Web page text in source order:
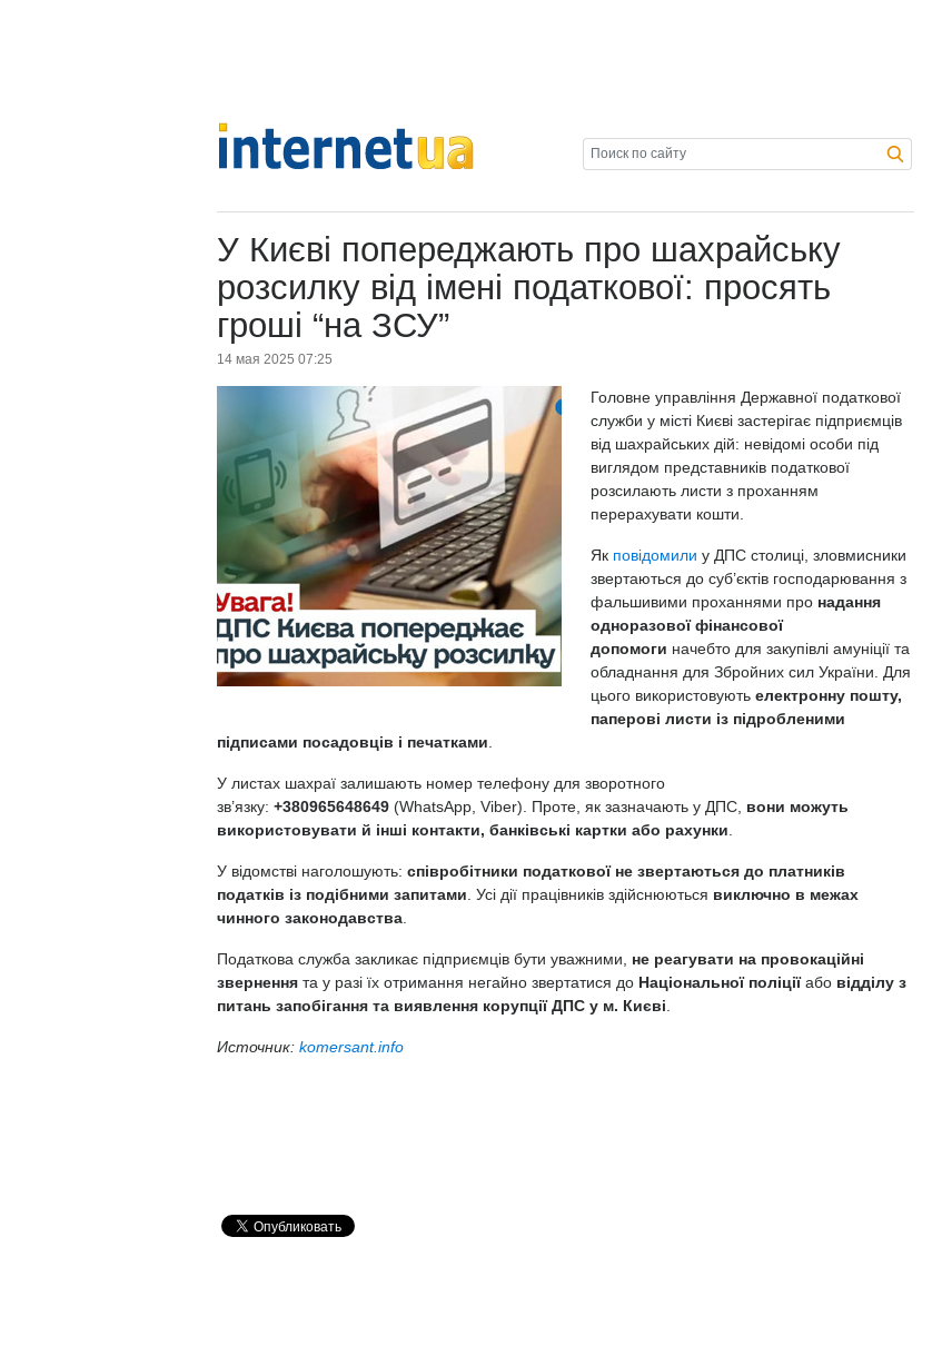
У Києві попереджають про шахрайську
розсилку від імені податкової: просять
гроші “на ЗСУ”
14 мая 2025 07:25
Головне управління Державної податкової
служби у місті Києві застерігає підприємців
від шахрайських дій: невідомі особи під
виглядом представників податкової
розсилають листи з проханням
перерахувати кошти.
Як повідомили у ДПС столиці, зловмисники
звертаються до суб’єктів господарювання з
фальшивими проханнями про надання
одноразової фінансової
допомоги начебто для закупівлі амуніції та
обладнання для Збройних сил України. Для
цього використовують електронну пошту,
паперові листи із підробленими
підписами посадовців і печатками
У листах шахраї залишають номер телефону для зворотного
зв’язку: +380965648649 (WhatsApp, Viber). Проте, як зазначають у ДПС, вони можуть
використовувати й інші контакти, банківські картки або рахунки
У відомстві наголошують: співробітники податкової не звертаються до платників
податків із подібними запитами . Усі дії працівників здійснюються виключно в межах
чинного законодавства
Податкова служба закликає підприємців бути уважними,
не реагувати на провокаційні
звернення та у разі їх отримання негайно звертатися до Національної поліції або відділу з
питань запобігання та виявлення корупції ДПС у м. Києві
Источник: komersant.info